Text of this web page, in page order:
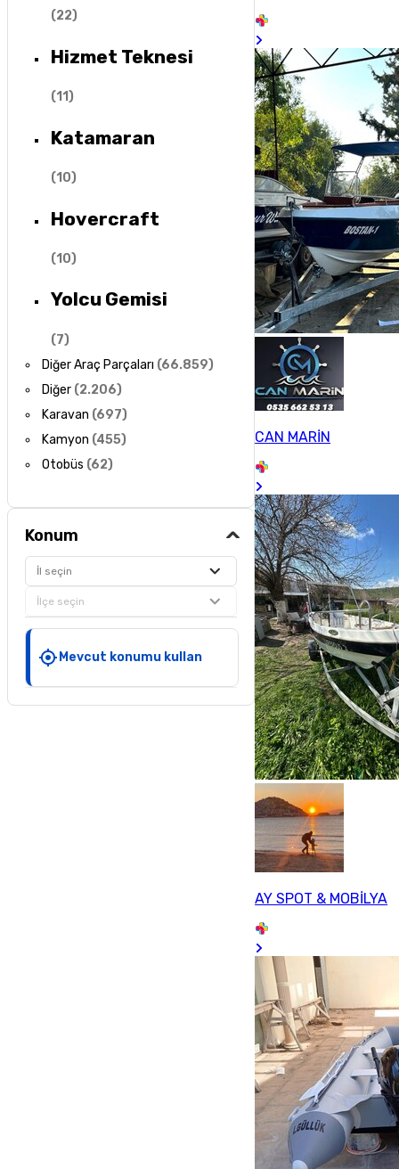
(22)
Hizmet Teknesi
(11)
Katamaran
(10)
Hovercraft
(10)
Yolcu Gemisi
(7)
Diğer Araç Parçaları (66.859)
Diğer (2.206)
Karavan (697)
Kamyon (455)
Otobüs (62)
Konum
İl seçin
İlçe seçin
Mevcut konumu kullan
CAN MARİN
AY SPOT & MOBİLYA